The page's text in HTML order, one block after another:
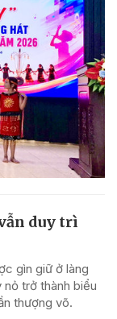
duy trì
gìn giữ ở làng
trở thành biểu
thượng võ.